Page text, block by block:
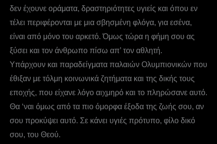
δεν έχουνε οράματα, δραστηριότητες υγιείς και όπου εν
τέλει περιφέρονται με μια σβησμένη φλόγα, για εσένα,
είναι από μόνο του αρκετό. Όμως τώρα η φήμη σου ας
ξύσει και τον άνθρωπο πίσω απ’ τον αθλητή.
Υπάρχουν και παραδείγματα παλαιών Ολυμπιονικών που
έθιξαν με τόλμη κοινωνικά ζητήματα και της δικής τους
εποχής, που είχανε λόγο αιχμηρό και το πληρώσανε αυτό.
Θα ‘ναι όμως από τα πιο όμορφα έξοδα της ζωής σου, αν
σου προκύψει αυτό. Σε κάνει υγιές πρότυπο, φίλο δικό
σου, του Θεού.